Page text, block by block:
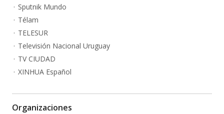
Sputnik Mundo
Télam
TELESUR
Televisión Nacional Uruguay
TV CIUDAD
XINHUA Español
Organizaciones